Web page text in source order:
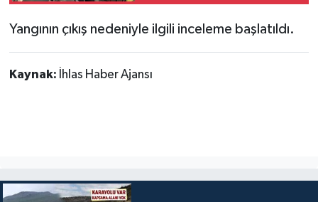
Yangının çıkış nedeniyle ilgili inceleme başlatıldı.
Kaynak: İhlas Haber Ajansı